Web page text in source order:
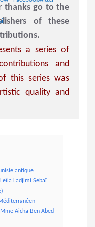
thanks go to the
of these
a series of
and
this series was
quality and
antique
Ladjimi Sebaï
Aicha Ben Abed